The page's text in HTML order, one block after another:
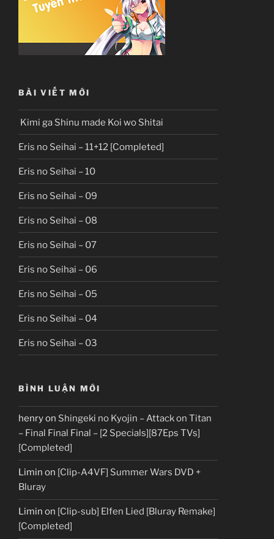
BÀI VIẾT MỚI
Kimi ga Shinu made Koi wo Shitai
Eris no Seihai – 11+12 [Completed]
Eris no Seihai – 10
Eris no Seihai – 09
Eris no Seihai – 08
Eris no Seihai – 07
Eris no Seihai – 06
Eris no Seihai – 05
Eris no Seihai – 04
Eris no Seihai – 03
BÌNH LUẬN MỚI
henryon Shingeki no Kyojin – Attack on Titan
– Final Final Final – [2 Specials][87Eps TVs]
[Completed]
Limin on [Clip-A4VF] Summer Wars DVD +
Bluray
Limin on [Clip-sub] Elfen Lied [Bluray Remake]
[Completed]